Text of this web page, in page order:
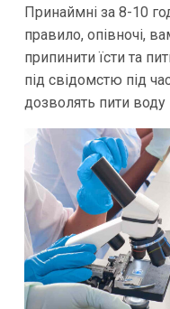
Принаймні за 8-10
правило, опівночі,
припинити їсти та
під свідомстю під
дозволять пити воду